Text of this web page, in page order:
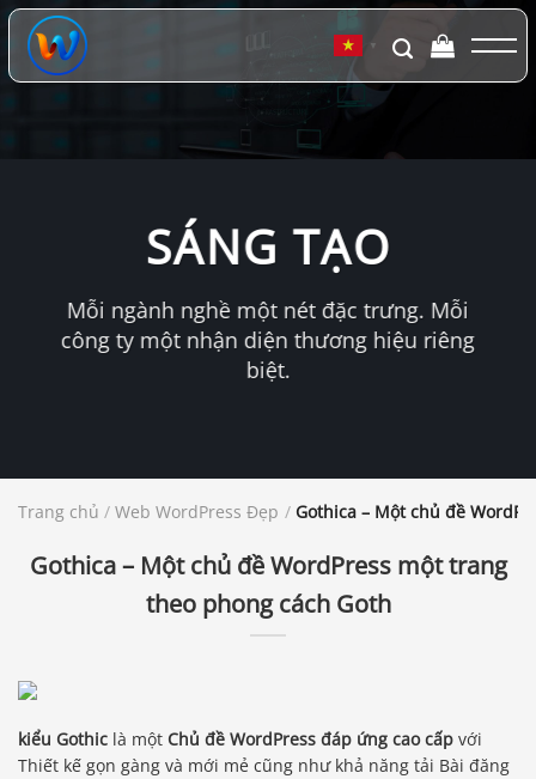
Chuyển
đến
dung
▼
SÁNG TẠO
Mỗi ngành nghề một nét đặc trưng. Mỗi
công ty một nhận diện thương hiệu riêng
biệt.
Trang chủ / Web WordPress Đẹp / Gothica – Một chủ đề
Gothica – Một chủ đề WordPress một trang
theo phong cách Goth
kiểu Gothic là một Chủ đề WordPress đáp ứng cao cấp với
Thiết kế gọn gàng và mới mẻ cũng như khả năng tải Bài đăng